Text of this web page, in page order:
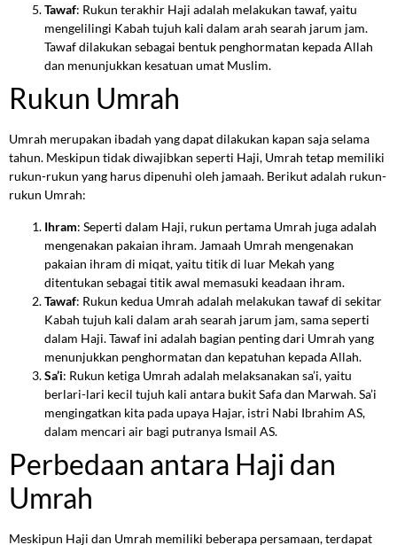
Tawaf: Rukun terakhir Haji adalah melakukan tawaf, yaitu
mengelilingi Kabah tujuh kali dalam arah searah jarum jam.
Tawaf dilakukan sebagai bentuk penghormatan kepada Allah
dan menunjukkan kesatuan umat Muslim.
Rukun Umrah
Umrah merupakan ibadah yang dapat dilakukan kapan saja selama
tahun. Meskipun tidak diwajibkan seperti Haji, Umrah tetap memiliki
rukun-rukun yang harus dipenuhi oleh jamaah. Berikut adalah rukun-
rukun Umrah:
Ihram: Seperti dalam Haji, rukun pertama Umrah juga adalah
mengenakan pakaian ihram. Jamaah Umrah mengenakan
pakaian ihram di miqat, yaitu titik di luar Mekah yang
ditentukan sebagai titik awal memasuki keadaan ihram.
Tawaf: Rukun kedua Umrah adalah melakukan tawaf di sekitar
Kabah tujuh kali dalam arah searah jarum jam, sama seperti
dalam Haji. Tawaf ini adalah bagian penting dari Umrah yang
menunjukkan penghormatan dan kepatuhan kepada Allah.
Sa’i: Rukun ketiga Umrah adalah melaksanakan sa’i, yaitu
berlari-lari kecil tujuh kali antara bukit Safa dan Marwah. Sa’i
mengingatkan kita pada upaya Hajar, istri Nabi Ibrahim AS,
dalam mencari air bagi putranya Ismail AS.
Perbedaan antara Haji dan
Umrah
Meskipun Haji dan Umrah memiliki beberapa persamaan, terdapat